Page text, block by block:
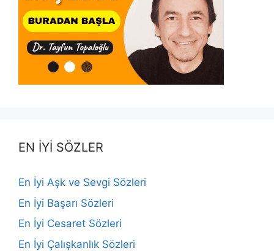
EN İYİ SÖZLER
En İyi Aşk ve Sevgi Sözleri
En İyi Başarı Sözleri
En İyi Cesaret Sözleri
En İyi Çalışkanlık Sözleri